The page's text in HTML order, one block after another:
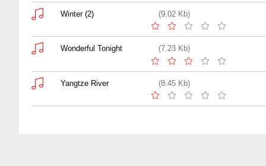
Winter (2) (9.02 Kb)
Wonderful Tonight (7.23 Kb)
Yangtze River (8.45 Kb)